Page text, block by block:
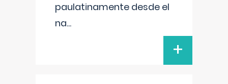
paulatinamente desde el
na...
+